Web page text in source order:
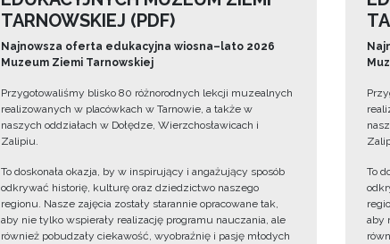
TARNOWSKIEJ (PDF)
Najnowsza oferta edukacyjna wiosna–lato 2026
Muzeum Ziemi Tarnowskiej
Przygotowaliśmy blisko 80 różnorodnych lekcji muzealnych
realizowanych w placówkach w Tarnowie, a także w
naszych oddziałach w Dołędze, Wierzchosławicach i
Zalipiu.
To doskonała okazja, by w inspirujący i angażujący sposób
odkrywać historię, kulturę oraz dziedzictwo naszego
regionu. Nasze zajęcia zostały starannie opracowane tak,
aby nie tylko wspierały realizację programu nauczania, ale
również pobudzały ciekawość, wyobraźnię i pasję młodych
To
aby